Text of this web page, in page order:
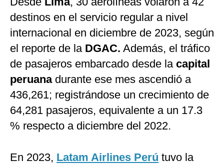
destinos en el servicio regular a nivel
internacional en diciembre de 2023, según
el reporte de la DGAC. Además, el tráfico
de pasajeros embarcado desde la capital
peruana durante ese mes ascendió a
436,261; registrándose un crecimiento de
64,281 pasajeros, equivalente a un 17.3
% respecto a diciembre del 2022.
En 2023, Latam Airlines Perú tuvo la